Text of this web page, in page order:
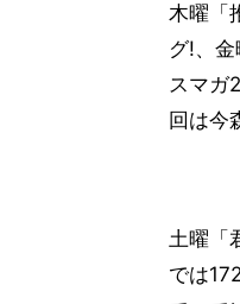
木曜「
グ!、
スマガ
回は今
土曜「
では